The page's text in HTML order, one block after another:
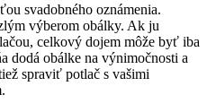
svadobného oznámenia.
výberom obálky. Ak ju
celkový dojem môže byť iba
dodá obálke na výnimočnosti a
spraviť potlač s vašimi